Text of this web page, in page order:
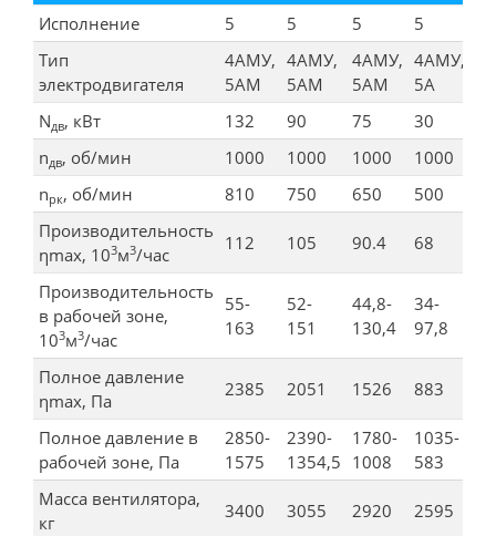
Исполнение
5 5 5
5
Тип
электродвигателя
4АМУ,
5АМ
4АМУ,
5АМ
4АМУ,
5АМ
4АМУ,
5А
Nдв, кВт 132 90 75
30
nдв, об/мин 1000 1000 1000
1000
nрк, об/мин 810 750 650
500
Производительность
ηmax, 103м3/час
112 105 90.4 68
Производительность
в рабочей зоне,
103м3/час
55-
163
52-
151
44,8-
130,4
34-
97,8
Полное давление
ηmax, Па
2385 2051 1526 883
Полное давление в
рабочей зоне, Па
2850-
1575
2390-
1354,5
1780-
1008
1035-
583
Масса вентилятора,
кг
3400 3055 2920 2595